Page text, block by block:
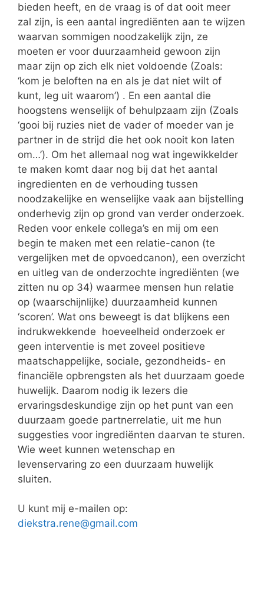
bieden heeft, en de vraag is of dat ooit meer
zal zijn, is een aantal ingrediënten aan te wijzen
waarvan sommigen noodzakelijk zijn, ze
moeten er voor duurzaamheid gewoon zijn
maar zijn op zich elk niet voldoende (Zoals:
‘kom je beloften na en als je dat niet wilt of
kunt, leg uit waarom’) . En een aantal die
hoogstens wenselijk of behulpzaam zijn (Zoals
‘gooi bij ruzies niet de vader of moeder van je
partner in de strijd die het ook nooit kon laten
om…’). Om het allemaal nog wat ingewikkelder
te maken komt daar nog bij dat het aantal
ingredienten en de verhouding tussen
noodzakelijke en wenselijke vaak aan bijstelling
onderhevig zijn op grond van verder onderzoek.
Reden voor enkele collega’s en mij om een
begin te maken met een relatie-canon (te
vergelijken met de opvoedcanon), een overzicht
en uitleg van de onderzochte ingrediënten (we
zitten nu op 34) waarmee mensen hun relatie
op (waarschijnlijke) duurzaamheid kunnen
‘scoren’. Wat ons beweegt is dat blijkens een
indrukwekkende hoeveelheid onderzoek er
geen interventie is met zoveel positieve
maatschappelijke, sociale, gezondheids- en
financiële opbrengsten als het duurzaam goede
huwelijk. Daarom nodig ik lezers die
ervaringsdeskundige zijn op het punt van een
duurzaam goede partnerrelatie, uit me hun
suggesties voor ingrediënten daarvan te sturen.
Wie weet kunnen wetenschap en
levenservaring zo een duurzaam huwelijk
sluiten.
U kunt mij e-mailen op:
diekstra.rene@gmail.com